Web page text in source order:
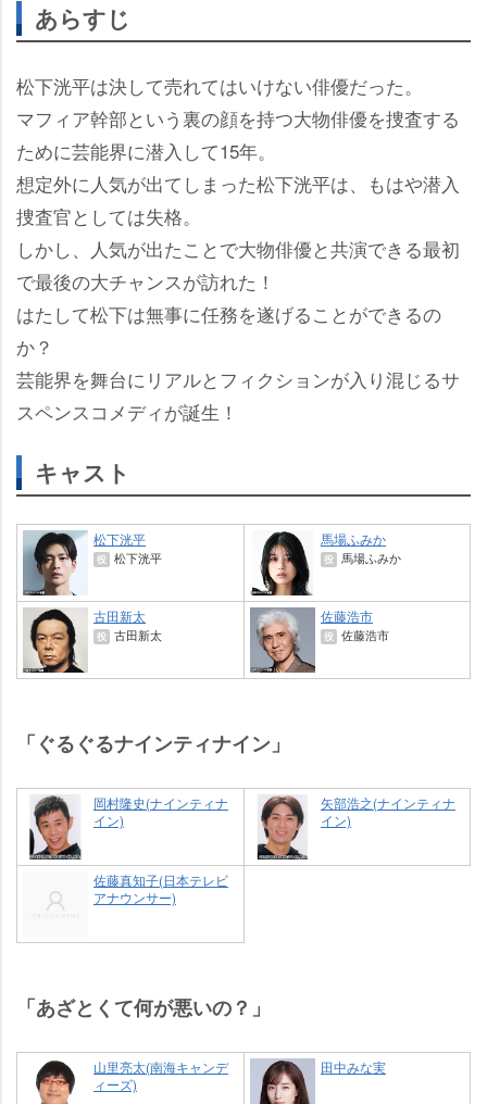
あらすじ
松下洸平は決して売れてはいけない俳優だった。
マフィア幹部という裏の顔を持つ大物俳優を捜査する
ために芸能界に潜入して15年。
想定外に人気が出てしまった松下洸平は、もはや潜入
捜査官としては失格。
しかし、人気が出たことで大物俳優と共演できる最初
で最後の大チャンスが訪れた！
はたして松下は無事に任務を遂げることができるの
か？
芸能界を舞台にリアルとフィクションが入り混じるサ
スペンスコメディが誕生！
キャスト
松下洸平
役 松下洸平
馬場ふみか
役 馬場ふみか
古田新太
役 古田新太
佐藤浩市
役 佐藤浩市
「ぐるぐるナインティナイン」
岡村隆史(ナインティナ
イン)
矢部浩之(ナインティナ
イン)
佐藤真知子(日本テレビ
アナウンサー)
「あざとくて何が悪いの？」
山里亮太(南海キャンデ
ィーズ)
田中みな実